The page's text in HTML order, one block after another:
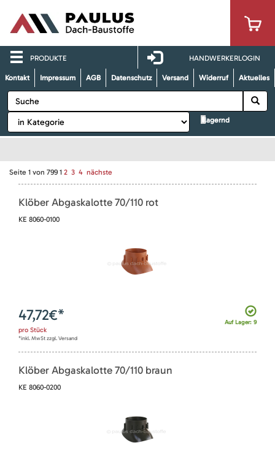
PRODUKTE HANDWERKERLOGIN
Kontakt Impressum AGB Datenschutz Versand Widerruf Aktuelles
lagernd
Seite 1 von 799 1 2 3 4 nächste
Klöber Abgaskalotte 70/110 rot
KE 8060-0100
Auf Lager: 9
47,72€*
pro Stück
*inkl. MwSt zzgl. Versand
Klöber Abgaskalotte 70/110 braun
KE 8060-0200